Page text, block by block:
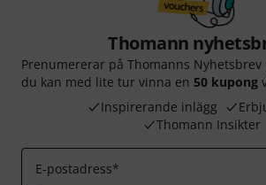
Thomann
Prenumererar på Thomanns Nyhetsbrev
du kan med lite tur vinna en 50 kupong
Inspirerande inlägg
Thomann Insikter
E-postadress*